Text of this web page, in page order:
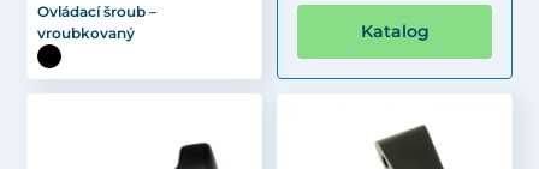
Ovládací šroub –
vroubkovaný
Katalog